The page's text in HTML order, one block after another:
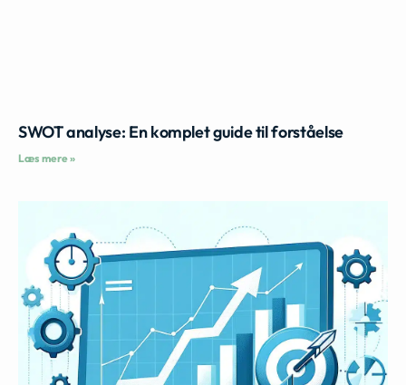
SWOT analyse: En komplet guide til forståelse
Læs mere »